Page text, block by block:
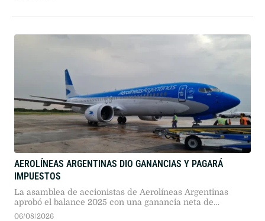
AEROLÍNEAS ARGENTINAS DIO GANANCIAS Y PAGARÁ
IMPUESTOS
La asamblea de accionistas de Aerolíneas Argentinas
aprobó el balance 2025 con una ganancia neta de
$238.000 millones. Por primera vez en su historia, la
06/08/2026